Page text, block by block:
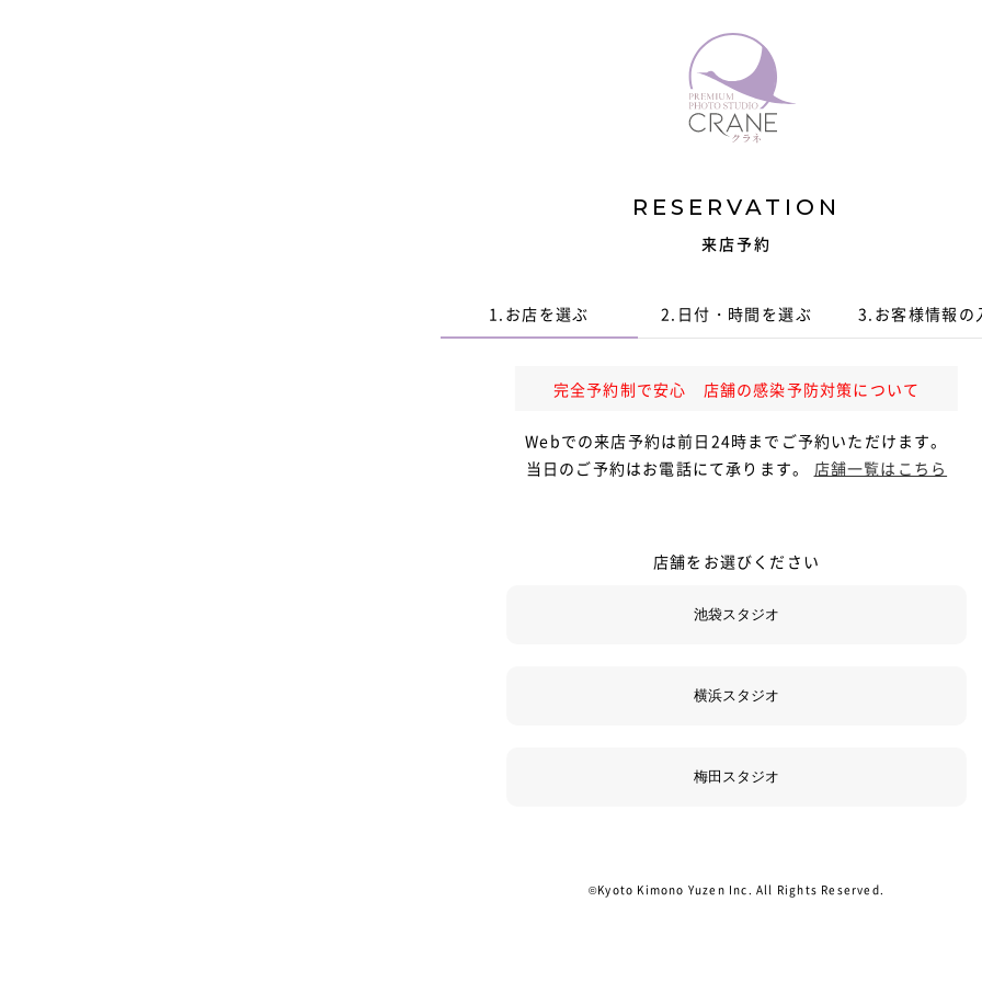
RESERVATION
来店予約
1. お店を選ぶ 2. 日付・時間 を選ぶ 3. お客様情報 の
完全予約制で安心 店舗の感染予防対策について
Webでの来店予約は前日24時までご予約いただけます。
当日のご予約はお電話にて承ります。 店舗一覧はこちら
店舗をお選びください
©Kyoto Kimono Yuzen Inc. All Rights Reserved.